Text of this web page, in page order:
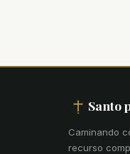
Santo
Caminando
recurso